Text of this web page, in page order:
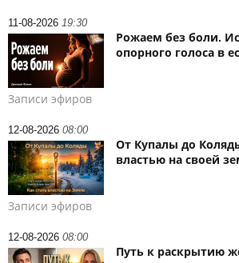
11-08-2026 19:30
Рожаем без боли.
опорного голоса в
Записи эфиров
12-08-2026 08:00
От Купалы до
властью на своей
Записи эфиров
12-08-2026 08:00
Путь к раскрытию